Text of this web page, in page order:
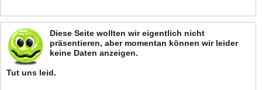
Diese Seite wollten wir eigentlich nicht
präsentieren, aber momentan können wir leider
keine Daten anzeigen.
Tut uns leid.